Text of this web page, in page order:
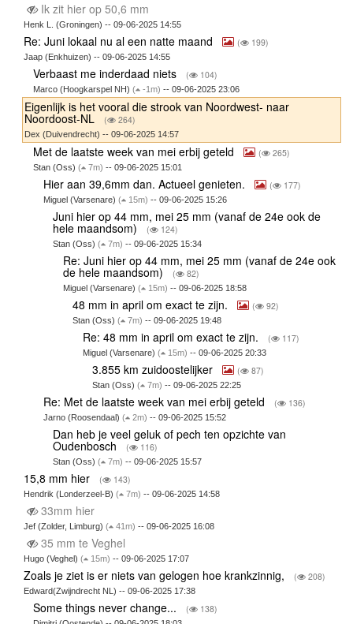
Ik zit hier op 50,6 mm
Henk L. (Groningen) -- 09-06-2025 14:55
Re: Juni lokaal nu al een natte maand ( 199)
Jaap (Enkhuizen) -- 09-06-2025 14:55
Verbaast me inderdaad niets ( 104)
Marco (Hoogkarspel NH)( -1m) -- 09-06-2025 23:06
Eigenlijk is het vooral die strook van Noordwest- naar
Noordoost-NL ( 264)
Dex (Duivendrecht) -- 09-06-2025 14:57
Met de laatste week van mei erbij geteld ( 265)
Stan (Oss)( 7m) -- 09-06-2025 15:01
Hier aan 39,6mm dan. Actueel genieten. ( 177)
Miguel (Varsenare) ( 15m) -- 09-06-2025 15:26
Juni hier op 44 mm, mei 25 mm (vanaf de 24e ook de
hele maandsom) ( 124)
Stan (Oss)( 7m) -- 09-06-2025 15:34
Re: Juni hier op 44 mm, mei 25 mm (vanaf de 24e ook
de hele maandsom) ( 82)
Miguel (Varsenare) ( 15m) -- 09-06-2025 18:58
48 mm in april om exact te zijn. ( 92)
Stan (Oss)( 7m) -- 09-06-2025 19:48
Re: 48 mm in april om exact te zijn. ( 117)
Miguel (Varsenare) ( 15m) -- 09-06-2025 20:33
3.855 km zuidoostelijker ( 87)
Stan (Oss)( 7m) -- 09-06-2025 22:25
Re: Met de laatste week van mei erbij geteld ( 136)
Jarno (Roosendaal) ( 2m) -- 09-06-2025 15:52
Dan heb je veel geluk of pech ten opzichte van
Oudenbosch ( 116)
Stan (Oss)( 7m) -- 09-06-2025 15:57
15,8 mm hier ( 143)
Hendrik (Londerzeel-B) ( 7m) -- 09-06-2025 14:58
33mm hier
Jef (Zolder, Limburg) ( 41m) -- 09-06-2025 16:08
35 mm te Veghel
Hugo (Veghel) ( 15m) -- 09-06-2025 17:07
Zoals je ziet is er niets van gelogen hoe krankzinnig, ( 208)
Edward(Zwijndrecht NL) -- 09-06-2025 17:38
Some things never change... ( 138)